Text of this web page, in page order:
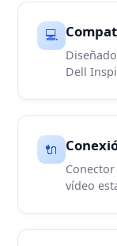
💻
Dell
🔌
vídeo